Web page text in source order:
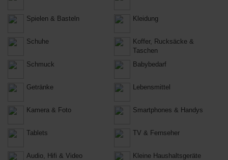
Spielen & Basteln Kleidung
Schuhe
Koffer, Rucksäcke &
Taschen
Schmuck
Babybedarf
Getränke Lebensmittel
Kamera & Foto Smartphones & Handys
Tablets TV & Fernseher
Audio, Hifi & Video Kleine Haushaltsgeräte